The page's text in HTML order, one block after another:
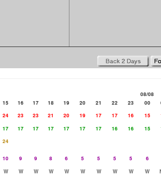
08/08
15 16 17 18 19 20 21 22 23 00
24 23 23 21 20 19 17 17 16 15
17 17 17 17 17 17 17 16 16 15
24
10 9 9 8 6 5 5 5 5 6
W W W W W W W W W W